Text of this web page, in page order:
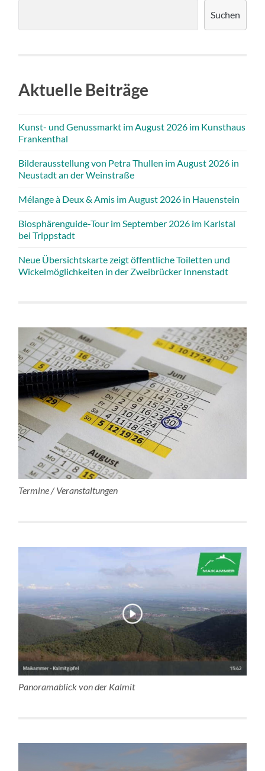
Suchen
Aktuelle Beiträge
Kunst- und Genussmarkt im August 2026 im Kunsthaus
Frankenthal
Bilderausstellung von Petra Thullen im August 2026 in
Neustadt an der Weinstraße
Mélange à Deux & Amis im August 2026 in Hauenstein
Biosphärenguide-Tour im September 2026 im Karlstal
bei Trippstadt
Neue Übersichtskarte zeigt öffentliche Toiletten und
Wickelmöglichkeiten in der Zweibrücker Innenstadt
Termine / Veranstaltungen
Panoramablick von der Kalmit